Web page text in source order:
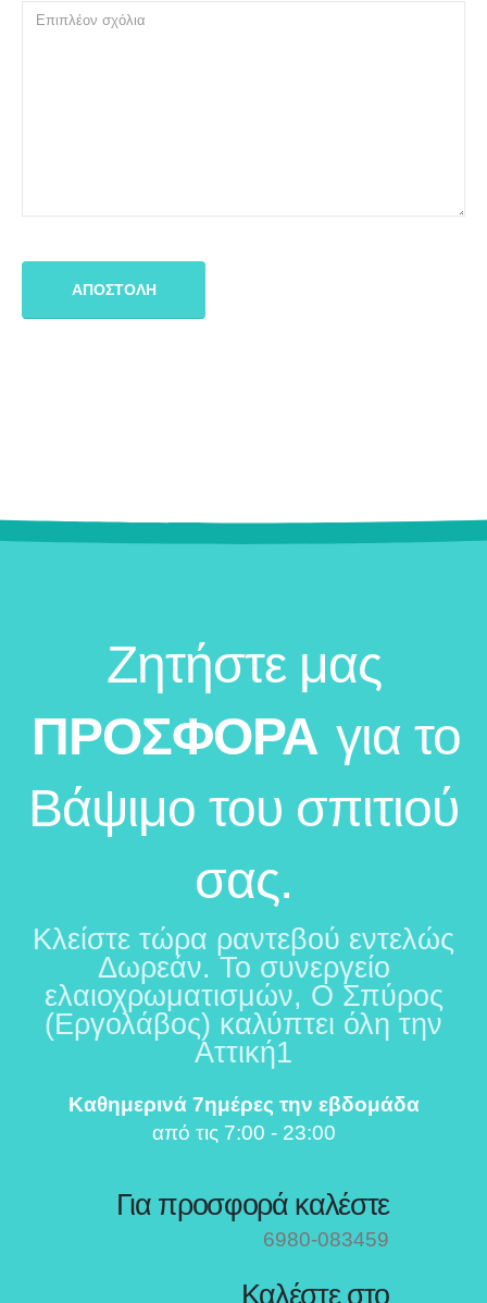
Ζητήστε μας
ΠΡΟΣΦΟΡΑ για το
Βάψιμο του σπιτιού
σας.
Κλείστε τώρα ραντεβού εντελώς
Δωρεάν. Το συνεργείο
ελαιοχρωματισμών, Ο Σπύρος
(Εργολάβος) καλύπτει όλη την
Αττική1
Καθημερινά 7ημέρες την εβδομάδα
από τις 7:00 - 23:00
Για προσφορά καλέστε
6980-083459
Καλέστε στο